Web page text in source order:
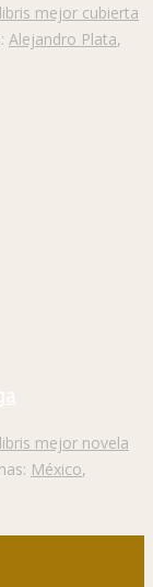
mejor cubierta
Alejandro Plata,
mejor novela
México,